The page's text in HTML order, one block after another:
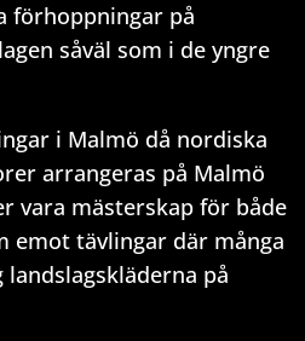
förhoppningar på
såväl som i de yngre
i Malmö då nordiska
arrangeras på Malmö
vara mästerskap för både
emot tävlingar där många
på